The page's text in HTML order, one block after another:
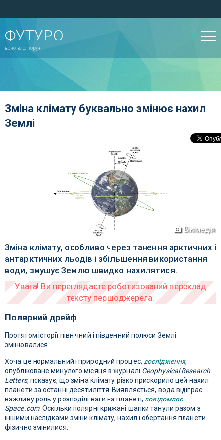
ФУТУРО
воно вже поруч!
Зміна клімату буквально змінює нахил
Землі
Вікімедія
Зміна клімату, особливо через танення арктичних і
антарктичних льодів і збільшення використання
води, змушує Землю швидко нахилятися.
Полярний дрейф
Протягом історії північний і південний полюси Землі
змінювалися.
Хоча це нормальний і природний процес, дослідження,
опубліковане минулого місяця в журналі Geophysical Research
Letters, показує, що зміна клімату різко прискорило цей нахил
планети за останні десятиліття. Виявляється, вода відіграє
важливу роль у розподілі ваги на планеті, повідомляє
Space.com. Оскільки полярні крижані шапки танули разом з
іншими наслідками зміни клімату, нахил і обертання планети
фізично змінилися.